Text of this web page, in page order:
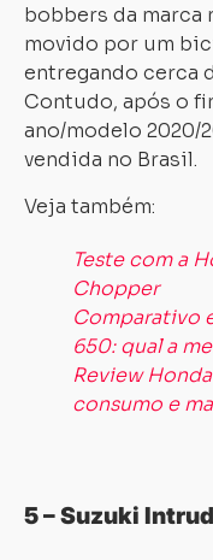
bobbers da marca
movido por um
entregando cerca
Contudo, após o
ano/modelo 2020/
vendida no Brasil.
Veja também:
Teste com a
Chopper
Comparativo
650: qual a
Review
consumo e
5 – Suzuki